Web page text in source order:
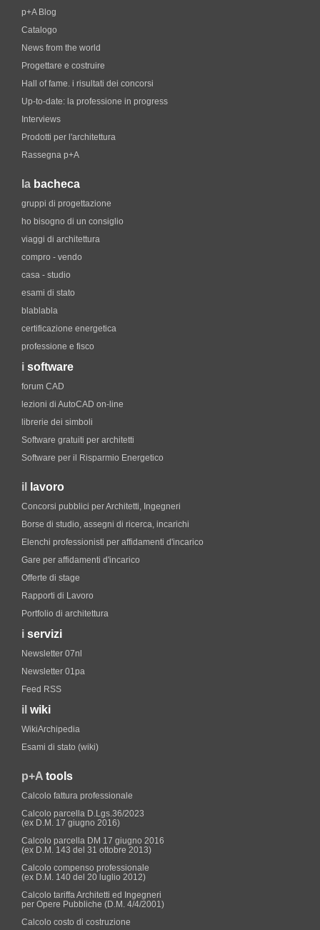
p+A Blog
Catalogo
News from the world
Progettare e costruire
Hall of fame. i risultati dei concorsi
Up-to-date: la professione in progress
Interviews
Prodotti per l'architettura
Rassegna p+A
la bacheca
gruppi di progettazione
ho bisogno di un consiglio
viaggi di architettura
compro - vendo
casa - studio
esami di stato
blablabla
certificazione energetica
professione e fisco
i software
forum CAD
lezioni di AutoCAD on-line
librerie dei simboli
Software gratuiti per architetti
Software per il Risparmio Energetico
il lavoro
Concorsi pubblici per Architetti, Ingegneri
Borse di studio, assegni di ricerca, incarichi
Elenchi professionisti per affidamenti d'incarico
Gare per affidamenti d'incarico
Offerte di stage
Rapporti di Lavoro
Portfolio di architettura
i servizi
Newsletter 07nl
Newsletter 01pa
Feed RSS
il wiki
WikiArchipedia
Esami di stato (wiki)
p+A tools
Calcolo fattura professionale
Calcolo parcella D.Lgs.36/2023
(ex D.M. 17 giugno 2016)
Calcolo parcella DM 17 giugno 2016
(ex D.M. 143 del 31 ottobre 2013)
Calcolo compenso professionale
(ex D.M. 140 del 20 luglio 2012)
Calcolo tariffa Architetti ed Ingegneri
per Opere Pubbliche (D.M. 4/4/2001)
Calcolo costo di costruzione